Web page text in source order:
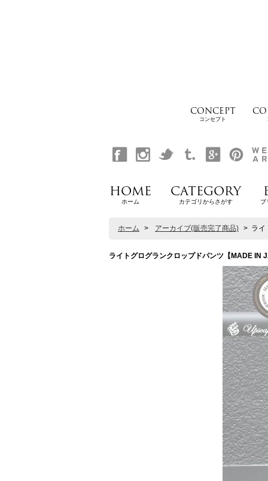
CONCEPT
コンセプト
HOME
ホーム
CATEGORY
カテゴリからさがす ブ
ホーム > アーカイブ(販売完了商品) > ライ
ライトグログランクロップドパンツ【MADE